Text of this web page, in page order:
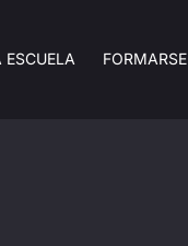
ESCUELA FORMARSE